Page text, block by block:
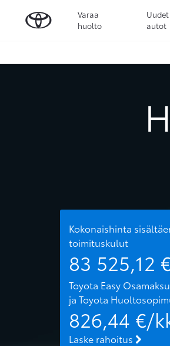
Varaa
huolto
Uudet
autot
Kokonaishinta
toimituskulut
83 525,12
Toyota Easy
ja Toyota
826,44 €/
Laske rahoitus